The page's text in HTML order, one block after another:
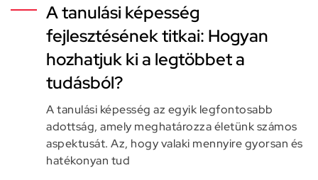
A tanulási képesség
fejlesztésének titkai: Hogyan
hozhatjuk ki a legtöbbet a
tudásból?
A tanulási képesség az egyik legfontosabb
adottság, amely meghatározza életünk számos
aspektusát. Az, hogy valaki mennyire gyorsan és
hatékonyan tud